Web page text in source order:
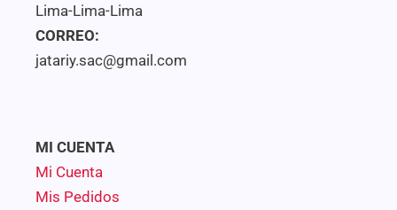
Lima-Lima-Lima
CORREO:
jatariy.sac@gmail.com
MI CUENTA
Mi Cuenta
Mis Pedidos